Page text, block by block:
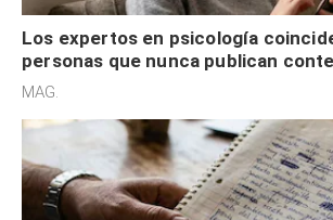
Los expertos en psicología
personas que nunca publican
redes sociales no pretenden
MAG.